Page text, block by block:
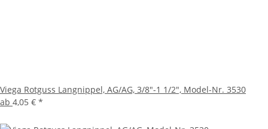
Viega Rotguss Langnippel, AG/AG, 3/8"-1 1/2", Model-Nr. 3530
ab 4,05 € *